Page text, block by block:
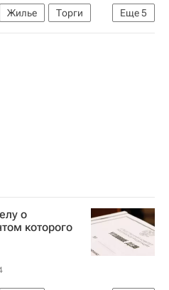
Еще5
Жилье
Торги
область
о
которого